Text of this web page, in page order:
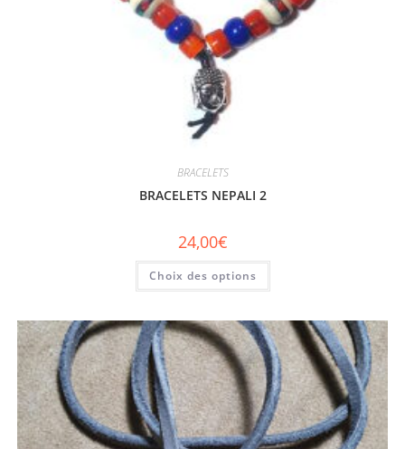
BRACELETS
BRACELETS NEPALI 2
24,00€
Choix des options